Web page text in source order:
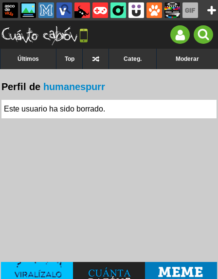
Últimos Top Categ. Moderar
Perfil de humanespurr
Este usuario ha sido borrado.